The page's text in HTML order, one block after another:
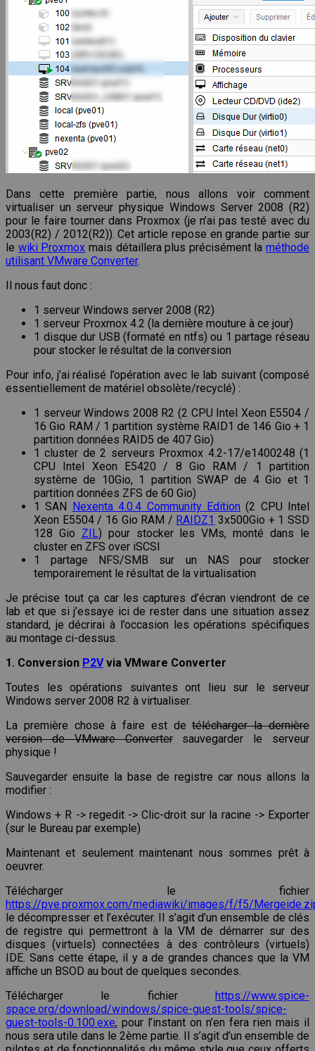
Dans cette première partie, nous allons voir comment
virtualiser un serveur physique Windows Server 2008 (R2)
pour le faire tourner dans Proxmox (je n’ai pas testé avec du
2003(R2) / 2012(R2)). Cet article repose en grande partie sur
le wiki Proxmox mais détaillera plus précisément la méthode
utilisant VMware Converter.
Il nous faut donc :
1 serveur Windows server 2008 (R2)
1 serveur Proxmox 4.2 (la dernière mouture à ce jour)
1 disque dur USB (formaté en ntfs) ou 1 partage réseau
pour stocker le résultat de la conversion
Pour info, j’ai réalisé l’opération avec le lab suivant (composé
essentiellement de matériel obsolète/recyclé) :
1 serveur Windows 2008 R2 (2 CPU Intel Xeon E5504 /
16 Gio RAM / 1 partition système RAID1 de 146 Gio + 1
partition données RAID5 de 407 Gio)
1 cluster de 2 serveurs Proxmox 4.2-17/e1400248 (1
CPU Intel Xeon E5420 / 8 Gio RAM / 1 partition
système de 10Gio, 1 partition SWAP de 4 Gio et 1
partition données ZFS de 60 Gio)
1 SAN Nexenta 4.0.4 Community Edition (2 CPU Intel
Xeon E5504 / 16 Gio RAM / RAIDZ1 3x500Gio + 1 SSD
128 Gio ZIL) pour stocker les VMs, monté dans le
cluster en ZFS over iSCSI
1 partage NFS/SMB sur un NAS pour stocker
temporairement le résultat de la virtualisation
Je précise tout ça car les captures d’écran viendront de ce
lab et que si j’essaye ici de rester dans une situation assez
standard, je décrirai à l’occasion les opérations spécifiques
au montage ci-dessus.
1. Conversion P2Vvia VMware Converter
Toutes les opérations suivantes ont lieu sur le serveur
Windows server 2008 R2 à virtualiser.
La première chose à faire est detélécharger la dernière
version de VMware Convertersauvegarder le serveur
physique !
Sauvegarder ensuite la base de registre car nous allons la
modifier :
Windows + R -> regedit -> Clic-droit sur la racine -> Exporter
(sur le Bureau par exemple)
Maintenant et seulement maintenant nous sommes prêt à
oeuvrer.
Télécharger le fichier
https://pve.proxmox.com/mediawiki/images/f/f5/
le décompresser et l’exécuter. Il s’agit d’un ensemble de clés
de registre qui permettront à la VM de démarrer sur des
disques (virtuels) connectées à des contrôleurs (virtuels)
IDE. Sans cette étape, il y a de grandes chances que la VM
affiche un BSOD au bout de quelques secondes.
Télécharger le fichier https://www.spice-
space.org/download/windows/spice-guest-tools/spice-
guest-tools-0.100.exe, pour l’instant on n’en fera rien mais il
nous sera utile dans le 2ème partie. Il s’agit d’un ensemble de